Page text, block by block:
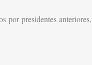
por presidentes anteriores,